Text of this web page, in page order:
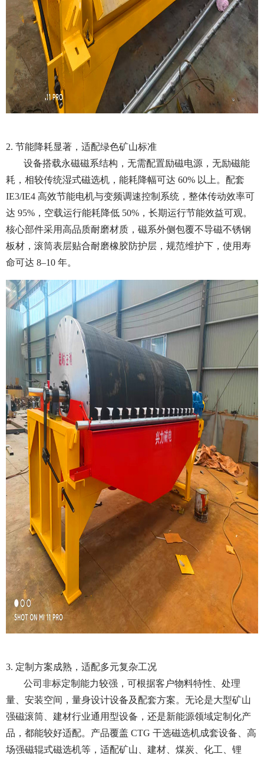
2. 节能降耗显著，适配绿色矿山标准
设备搭载永磁磁系结构，无需配置励磁电源，无励磁能
耗，相较传统湿式磁选机，能耗降幅可达 60% 以上。配套
IE3/IE4 高效节能电机与变频调速控制系统，整体传动效率可
达 95%，空载运行能耗降低 50%，长期运行节能效益可观。
核心部件采用高品质耐磨材质，磁系外侧包覆不导磁不锈钢
板材，滚筒表层贴合耐磨橡胶防护层，规范维护下，使用寿
命可达 8–10 年。
3. 定制方案成熟，适配多元复杂工况
公司非标定制能力较强，可根据客户物料特性、处理
量、安装空间，量身设计设备及配套方案。无论是大型矿山
强磁滚筒、建材行业通用型设备，还是新能源领域定制化产
品，都能较好适配。产品覆盖 CTG 干选磁选机成套设备、高
场强磁辊式磁选机等，适配矿山、建材、煤炭、化工、锂